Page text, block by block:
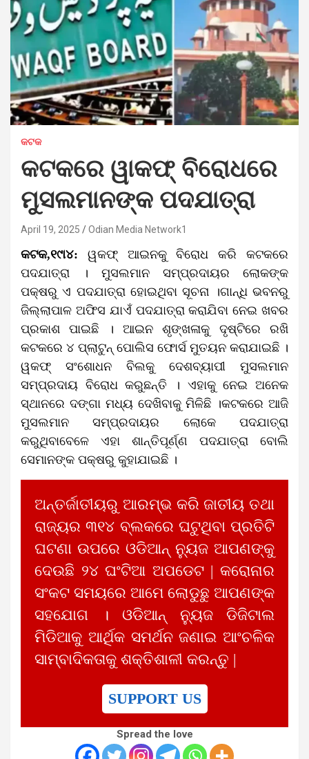
କଟକ
କଟକରେ ୱାକଫ୍ ବିରୋଧରେ
ମୁସଲମାନଙ୍କ ପଦଯାତ୍ରା
April 19, 2025 Odian Media Network1
କଟକ,୧୯ା୪: ୱକଫ୍ ଆଇନକୁ ବିରୋଧ କରି କଟକରେ
ପଦଯାତ୍ରା । ମୁସଲମାନ ସମ୍ପ୍ରଦାୟର ଲୋକଙ୍କ
ପକ୍ଷରୁ ଏ ପଦଯାତ୍ରା ହୋଇଥିବା ସୂଚନା ।ଗାନ୍ଧି ଭବନରୁ
ଜିଲ୍ଲାପାଳ ଅଫିସ ଯାଏଁ ପଦଯାତ୍ରା କରାଯିବା ନେଇ ଖବର
ପ୍ରକାଶ ପାଇଛି । ଆଇନ ଶୃଙ୍ଖଳାକୁ ଦୃଷ୍ଟିରେ ରଖି
କଟକରେ ୪ ପ୍ଲାଟୁନ୍ ପୋଲିସ ଫୋର୍ସ ମୁତୟନ କରାଯାଇଛି ।
ୱକଫ୍ ସଂଶୋଧନ ବିଲକୁ ଦେଶବ୍ୟାପୀ ମୁସଲମାନ
ସମ୍ପ୍ରଦାୟ ବିରୋଧ କରୁଛନ୍ତି । ଏହାକୁ ନେଇ ଅନେକ
ସ୍ଥାନରେ ଦଙ୍ଗା ମଧ୍ୟ ଦେଖିବାକୁ ମିଳିଛି ।କଟକରେ ଆଜି
ମୁସଲମାନ ସମ୍ପ୍ରଦାୟର ଲୋକେ ପଦଯାତ୍ରା
କରୁଥିବାବେଳେ ଏହା ଶାନ୍ତିପୂର୍ଣ୍ଣ ପଦଯାତ୍ରା ବୋଲି
ସେମାନଙ୍କ ପକ୍ଷରୁ କୁହାଯାଇଛି ।
ଅନ୍ତର୍ଜାତୀୟରୁ ଆରମ୍ଭ କରି ଜାତୀୟ ତଥା
ରାଜ୍ୟର ୩୧୪ ବ୍ଲକରେ ଘଟୁଥିବା ପ୍ରତିଟି
ଘଟଣା ଉପରେ ଓଡିଆନ୍ ନ୍ୟୁଜ ଆପଣଙ୍କୁ
ଦେଉଛି ୨୪ ଘଂଟିଆ ଅପଡେଟ | କରୋନାର
ସଂକଟ ସମୟରେ ଆମେ ଲୋଡୁଛୁ ଆପଣଙ୍କ
ସହଯୋଗ । ଓଡିଆନ୍ ନ୍ୟୁଜ ଡିଜିଟାଲ
ମିଡିଆକୁ ଆର୍ଥିକ ସମର୍ଥନ ଜଣାଇ ଆଂଚଳିକ
ସାମ୍ବାଦିକତାକୁ ଶକ୍ତିଶାଳୀ କରନ୍ତୁ |
SUPPORT US
Spread the love